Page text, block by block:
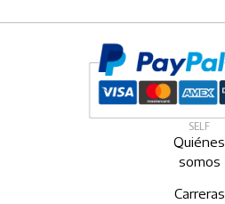
SELF
Quiénes
somos
Carreras